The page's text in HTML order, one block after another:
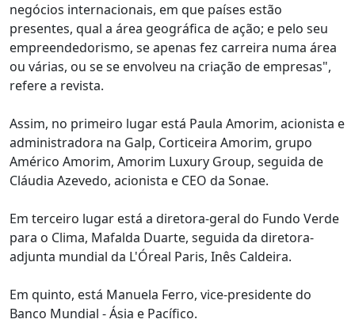
negócios internacionais, em que países estão
presentes, qual a área geográfica de ação; e pelo seu
empreendedorismo, se apenas fez carreira numa área
ou várias, ou se se envolveu na criação de empresas",
refere a revista.
Assim, no primeiro lugar está Paula Amorim, acionista e
administradora na Galp, Corticeira Amorim, grupo
Américo Amorim, Amorim Luxury Group, seguida de
Cláudia Azevedo, acionista e CEO da Sonae.
Em terceiro lugar está a diretora-geral do Fundo Verde
para o Clima, Mafalda Duarte, seguida da diretora-
adjunta mundial da L'Óreal Paris, Inês Caldeira.
Em quinto, está Manuela Ferro, vice-presidente do
Banco Mundial - Ásia e Pacífico.